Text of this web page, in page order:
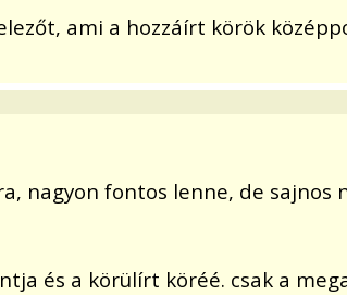
ami a hozzáírt körök
nagyon fontos lenne, de sajnos
és a körülírt köréé. csak a